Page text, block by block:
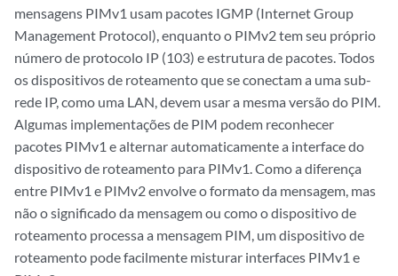
mensagens PIMv1 usam pacotes IGMP (Internet Group
Management Protocol), enquanto o PIMv2 tem seu próprio
número de protocolo IP (103) e estrutura de pacotes. Todos
os dispositivos de roteamento que se conectam a uma sub-
rede IP, como uma LAN, devem usar a mesma versão do PIM.
Algumas implementações de PIM podem reconhecer
pacotes PIMv1 e alternar automaticamente a interface do
dispositivo de roteamento para PIMv1. Como a diferença
entre PIMv1 e PIMv2 envolve o formato da mensagem, mas
não o significado da mensagem ou como o dispositivo de
roteamento processa a mensagem PIM, um dispositivo de
roteamento pode facilmente misturar interfaces PIMv1 e